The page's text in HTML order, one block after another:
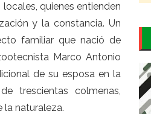
quienes entienden
y la constancia. Un
familiar que nació de
Marco Antonio
de su esposa en la
trescientas colmenas,
la naturaleza.